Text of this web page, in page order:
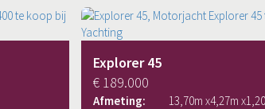
Explorer 45
€ 189.000
Afmeting: 13,70m x4,27m x1,20